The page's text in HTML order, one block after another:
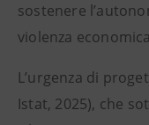
sostenere
violenza
L’urgenza di
Istat, 2025), che